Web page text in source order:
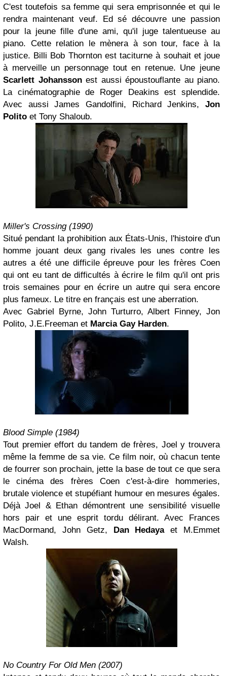
C'est toutefois sa femme qui sera emprisonnée et qui le
rendra maintenant veuf. Ed sé découvre une passion
pour la jeune fille d'une ami, qu'il juge talentueuse au
piano. Cette relation le mènera à son tour, face à la
justice. Billi Bob Thornton est taciturne à souhait et joue
à merveille un personnage tout en retenue. Une jeune
Scarlett Johanssonest aussi époustouflante au piano.
La cinématographie de Roger Deakins est splendide.
Avec aussi James Gandolfini, Richard Jenkins, Jon
Polito et Tony Shaloub.
Miller's Crossing (1990)
Situé pendant la prohibition aux États-Unis, l'histoire d'un
homme jouant deux gang rivales les unes contre les
autres a été une difficile épreuve pour les frères Coen
qui ont eu tant de difficultés à écrire le film qu'il ont pris
trois semaines pour en écrire un autre qui sera encore
plus fameux. Le titre en français est une aberration.
Avec Gabriel Byrne, John Turturro, Albert Finney, Jon
Polito, J.E.Freeman et Marcia Gay Harden.
Blood Simple (1984)
Tout premier effort du tandem de frères, Joel y trouvera
même la femme de sa vie. Ce film noir, où chacun tente
de fourrer son prochain, jette la base de tout ce que sera
le cinéma des frères Coen c'est-à-dire hommeries,
brutale violence et stupéfiant humour en mesures égales.
Déjà Joel & Ethan démontrent une sensibilité visuelle
hors pair et une esprit tordu délirant. Avec Frances
MacDormand, John Getz, Dan Hedayaet M.Emmet
Walsh.
No Country For Old Men (2007)